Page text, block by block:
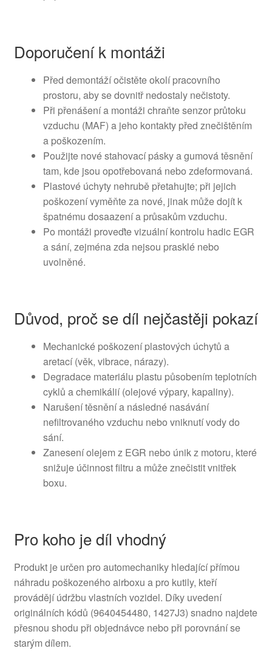
Doporučení k montáži
Před demontáží očistěte okolí pracovního
prostoru, aby se dovnitř nedostaly nečistoty.
Při přenášení a montáži chraňte senzor průtoku
vzduchu (MAF) a jeho kontakty před znečištěním
a poškozením.
Použijte nové stahovací pásky a gumová těsnění
tam, kde jsou opotřebovaná nebo zdeformovaná.
Plastové úchyty nehrubě přetahujte; při jejich
poškození vyměňte za nové, jinak může dojít k
špatnému dosaazení a průsakům vzduchu.
Po montáži proveďte vizuální kontrolu hadic EGR
a sání, zejména zda nejsou prasklé nebo
uvolněné.
Důvod, proč se díl nejčastěji pokazí
Mechanické poškození plastových úchytů a
aretací (věk, vibrace, nárazy).
Degradace materiálu plastu působením teplotních
cyklů a chemikálií (olejové výpary, kapaliny).
Narušení těsnění a následné nasávání
nefiltrovaného vzduchu nebo vniknutí vody do
sání.
Zanesení olejem z EGR nebo únik z motoru, které
snižuje účinnost filtru a může znečistit vnitřek
boxu.
Pro koho je díl vhodný
Produkt je určen pro automechaniky hledající přímou
náhradu poškozeného airboxu a pro kutily, kteří
provádějí údržbu vlastních vozidel. Díky uvedení
originálních kódů (9640454480, 1427J3) snadno najdete
přesnou shodu při objednávce nebo při porovnání se
starým dílem.